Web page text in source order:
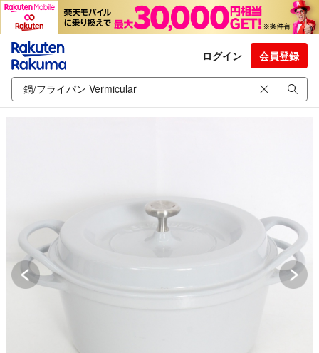
ログイン 会員登録